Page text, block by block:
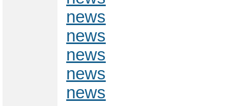
news
news
news
news
news